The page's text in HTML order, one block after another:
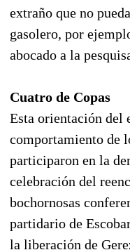
extraño que no
gasolero, por
abocado a la
Cuatro de Copas
Esta orientación del
comportamiento de
participaron en la
celebración del
bochornosas
partidario de
la liberación de